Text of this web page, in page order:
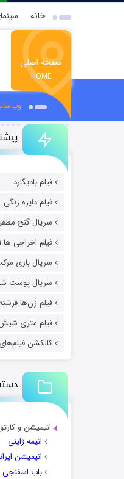
خانه
صفحه اصلی
HOME
فیلم بادیگارد
فیلم دایره زنگی
سریال گنج مظفر
فیلم اخراجی ها ۱
سریال بازی
سریال پوست
فیلم زن‌ها
فیلم متری
کالکشن
انیمیشن و
انیمه ژاپنی
انیمیشن
باب اسفنجی